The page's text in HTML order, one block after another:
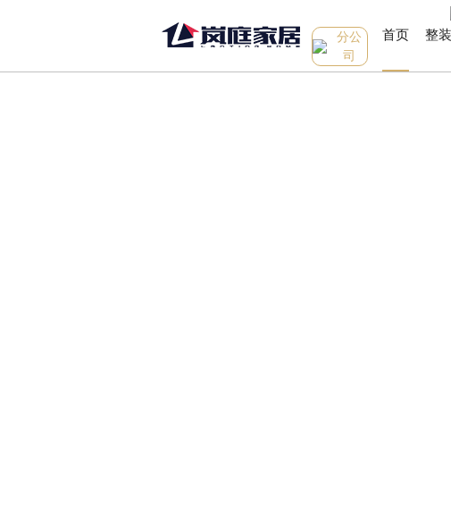
分公
司
首页 整